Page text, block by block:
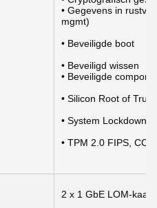
• Gegevens in
mgmt)
• Beveiligde boot
• Beveiligd wissen
• Beveiligde
• Silicon Root of Trust
• System Lockdown
• TPM 2.0 FIPS,
2 x 1 GbE LOM-